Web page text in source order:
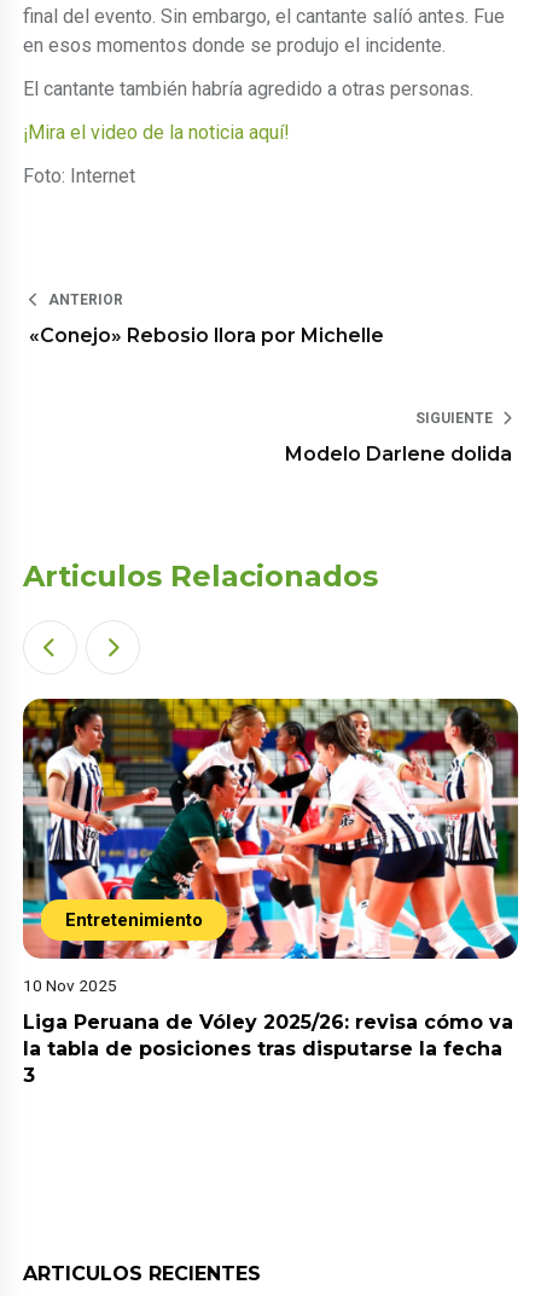
final del evento. Sin embargo, el cantante salíó antes. Fue
en esos momentos donde se produjo el incidente.
El cantante también habría agredido a otras personas.
¡Mira el video de la noticia aquí!
Foto: Internet
ANTERIOR
«Conejo» Rebosio llora por Michelle
SIGUIENTE
Modelo Darlene dolida
Articulos Relacionados
Entretenimiento
10 Nov 2025
Liga Peruana de Vóley 2025/26: revisa cómo va
la tabla de posiciones tras disputarse la fecha
3
ARTICULOS RECIENTES